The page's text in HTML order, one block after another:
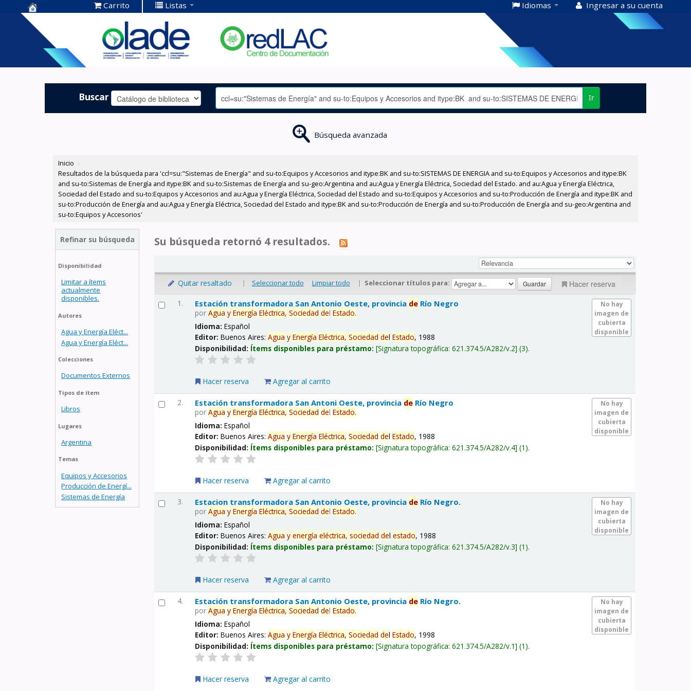
Centro de
Documentación
OLADE -
Carrito Listas Idiomas Ingresar a su cuenta
Buscar Ir
Búsqueda avanzada
Inicio ›
Resultados de la búsqueda para 'ccl=su:"Sistemas de Energía" and su-to:Equipos y Accesorios and itype:BK and su-to:SISTEMAS DE ENERGIA and su-to:Equipos y Accesorios and itype:BK
and su-to:Sistemas de Energía and itype:BK and su-to:Sistemas de Energía and su-geo:Argentina and au:Agua y Energía Eléctrica, Sociedad del Estado. and au:Agua y Energía Eléctrica,
Sociedad del Estado and su-to:Equipos y Accesorios and au:Agua y Energía Eléctrica, Sociedad del Estado and su-to:Equipos y Accesorios and su-to:Producción de Energía and itype:BK and
su-to:Producción de Energía and au:Agua y Energía Eléctrica, Sociedad del Estado and itype:BK and su-to:Producción de Energía and su-to:Producción de Energía and su-geo:Argentina and
su-to:Equipos y Accesorios'
Refinar su búsqueda
Disponibilidad
Limitar a ítems
actualmente
disponibles.
Autores
Agua y Energía Eléct...
Agua y Energía Eléct...
Colecciones
Documentos Externos
Tipos de ítem
Libros
Lugares
Argentina
Temas
Equipos y Accesorios
Producción de Energí...
Sistemas de Energía
Su búsqueda retornó 4 resultados.
Quitar resaltado | Seleccionar todo Limpiar todo | Seleccionar títulos para: Hacer reserva
1.
No hay
imagen de
cubierta
disponible
Estación transformadora San Antonio Oeste, provincia de Río Negro
porAgua y Energía Eléctrica, Sociedad delEstado.
Idioma:Español
Editor:Buenos Aires:Agua y Energía Eléctrica, Sociedad delEstado, 1988
Disponibilidad: Ítems disponibles para préstamo: Signatura topográfica:621.374.5/A282/v.2 (3).
Hacer reserva Agregar al carrito
2.
No hay
imagen de
cubierta
disponible
Estación transformadora San Antoni Oeste, provincia de Río Negro
porAgua y Energía Eléctrica, Sociedad delEstado.
Idioma:Español
Editor:Buenos Aires:Agua y Energía Eléctrica, Sociedad delEstado, 1988
Disponibilidad: Ítems disponibles para préstamo: Signatura topográfica:621.374.5/A282/v.4 (1).
Hacer reserva Agregar al carrito
3.
No hay
imagen de
cubierta
disponible
Estacion transformadora San Antonio Oeste, provincia de Río Negro.
porAgua y Energía Eléctrica, Sociedad delEstado.
Idioma:Español
Editor:Buenos Aires:Agua y energía eléctrica, sociedad delestado, 1988
Disponibilidad: Ítems disponibles para préstamo: Signatura topográfica:621.374.5/A282/v.3 (1).
Hacer reserva Agregar al carrito
4.
No hay
imagen de
cubierta
disponible
Estación transformadora San Antonio Oeste, provincia de Río Negro.
porAgua y Energía Eléctrica, Sociedad delEstado.
Idioma:Español
Editor:Buenos Aires:Agua y Energía Eléctrica, Sociedad delEstado, 1998
Disponibilidad: Ítems disponibles para préstamo: Signatura topográfica:621.374.5/A282/v.1 (1).
Hacer reserva Agregar al carrito